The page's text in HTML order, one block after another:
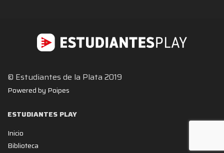
© Estudiantes de la Plata 2019
Powered by Poipes
ESTUDIANTES PLAY
Inicio
Biblioteca